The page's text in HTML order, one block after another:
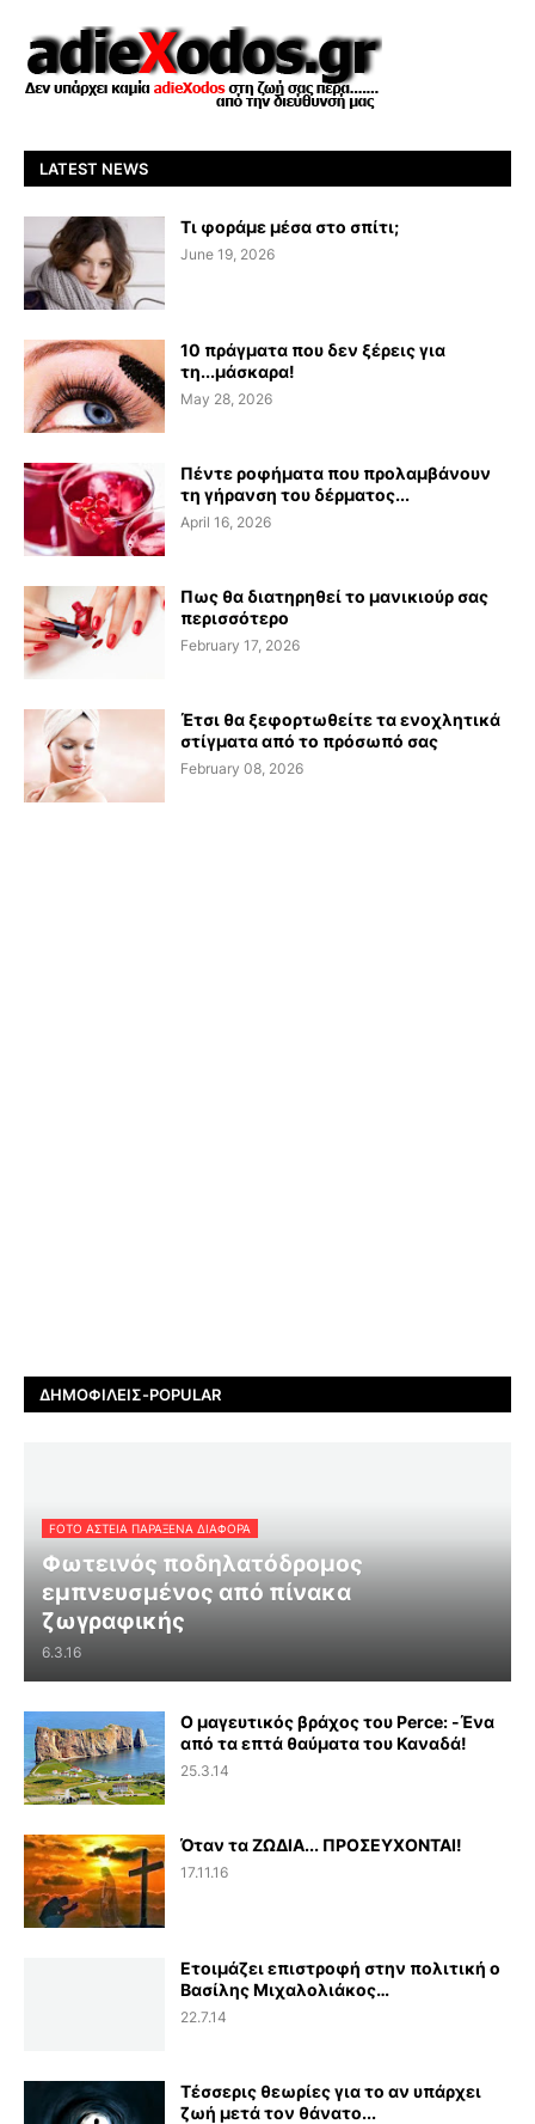
LATEST NEWS
Τι φοράμε μέσα στο σπίτι;
June 19, 2026
10 πράγματα που δεν ξέρεις για
τη...μάσκαρα!
May 28, 2026
Πέντε ροφήματα που προλαμβάνουν
τη γήρανση του δέρματος...
April 16, 2026
Πως θα διατηρηθεί το μανικιούρ σας
περισσότερο
February 17, 2026
Έτσι θα ξεφορτωθείτε τα ενοχλητικά
στίγματα από το πρόσωπό σας
February 08, 2026
ΔΗΜΟΦΙΛΕΊΣ-POPULAR
FOTO ΑΣΤΕΙΑ ΠΑΡΑΞΕΝΑ ΔΙΑΦΟΡΑ
Φωτεινός ποδηλατόδρομος
εμπνευσμένος από πίνακα
ζωγραφικής
6.3.16
Ο μαγευτικός βράχος του Perce: -Ένα
από τα επτά θαύματα του Καναδά!
25.3.14
Όταν τα ΖΩΔΙΑ... ΠΡΟΣΕΥΧΟΝΤΑΙ!
17.11.16
Ετοιμάζει επιστροφή στην πολιτική ο
Βασίλης Μιχαλολιάκος…
22.7.14
Τέσσερις θεωρίες για το αν υπάρχει
ζωή μετά τον θάνατο...